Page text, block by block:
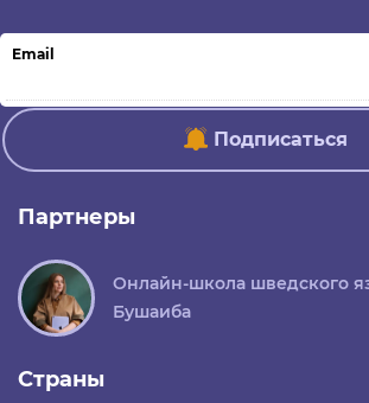
Email
Подписаться
Партнеры
Онлайн-школа шведского
Бушаиба
Страны